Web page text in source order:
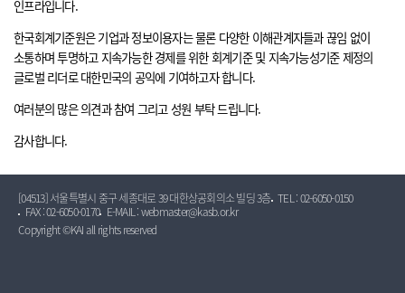
인프라입니다.
한국회계기준원은 기업과 정보이용자는 물론 다양한 이해관계자들과 끊임 없이
소통하며 투명하고 지속가능한 경제를 위한 회계기준 및 지속가능성기준 제정의
글로벌 리더로 대한민국의 공익에 기여하고자 합니다.
여러분의 많은 의견과 참여 그리고 성원 부탁 드립니다.
감사합니다.
[04513] 서울특별시 중구 세종대로 39 대한상공회의소 빌딩 3층 TEL : 02-6050-0150
FAX : 02-6050-0170
E-MAIL : webmaster@kasb.or.kr
Copyright ©KAI all rights reserved